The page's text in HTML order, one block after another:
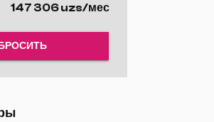
Никаких задержек, никаких
147 306 uzs/мес